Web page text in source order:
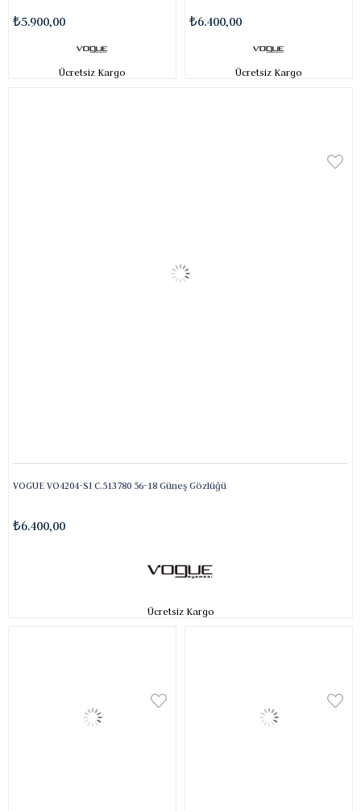
₺5.900,00
Ücretsiz Kargo
₺6.400,00
Ücretsiz Kargo
VOGUE VO4204-SI C.513780 56-18 Güneş Gözlüğü
₺6.400,00
Ücretsiz Kargo